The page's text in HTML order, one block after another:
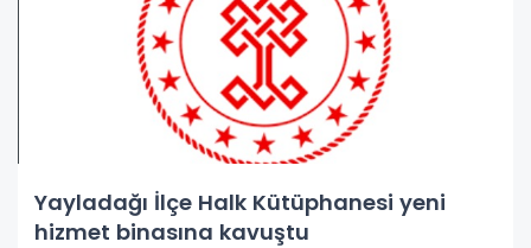
Yayladağı İlçe Halk Kütüphanesi yeni
hizmet binasına kavuştu